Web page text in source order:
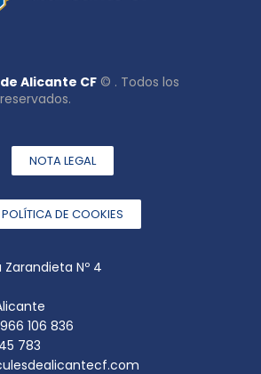
Alicante CF © . Todos los
NOTA LEGAL
POLÍTICA DE COOKIES
Nº 4
106 836
783